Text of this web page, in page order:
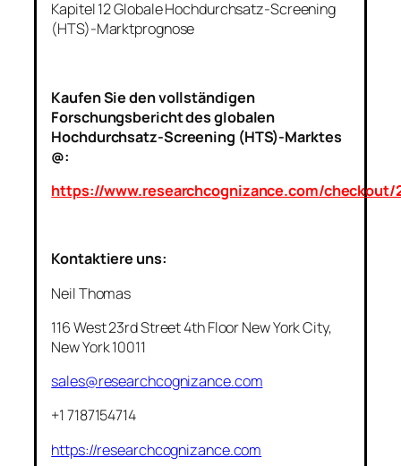
Kapitel 12 Globale Hochdurchsatz-Screening
(HTS)-Marktprognose
Kaufen Sie den vollständigen
Forschungsbericht des globalen
Hochdurchsatz-Screening (HTS)-Marktes
@:
https://www.researchcognizance.com/checkout/
Kontaktiere uns:
Neil Thomas
116 West 23rd Street 4th Floor New York City,
New York 10011
sales@researchcognizance.com
+1 7187154714
https://researchcognizance.com